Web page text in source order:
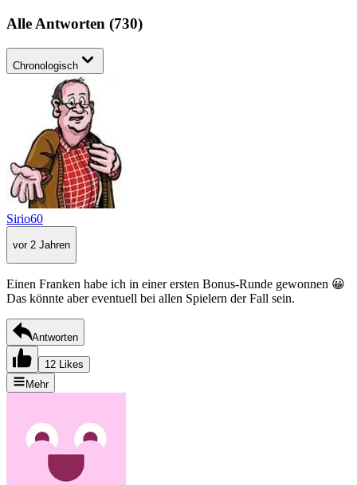
Alle Antworten (730)
Chronologisch
Sirio60
vor 2 Jahren
Einen Franken habe ich in einer ersten Bonus-Runde gewonnen 😀
Das könnte aber eventuell bei allen Spielern der Fall sein.
Antworten
12 Likes
Mehr